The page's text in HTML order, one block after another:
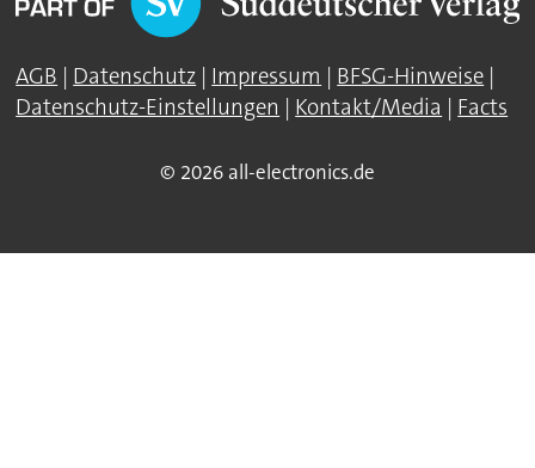
AGB | Datenschutz | Impressum | BFSG-Hinweise |
Datenschutz-Einstellungen | Kontakt/Media | Facts
© 2026 all-electronics.de